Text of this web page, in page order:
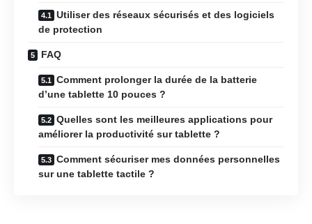
Utiliser des réseaux sécurisés et des logiciels
de protection
FAQ
Comment prolonger la durée de la batterie
d’une tablette 10 pouces ?
Quelles sont les meilleures applications pour
améliorer la productivité sur tablette ?
Comment sécuriser mes données personnelles
sur une tablette tactile ?